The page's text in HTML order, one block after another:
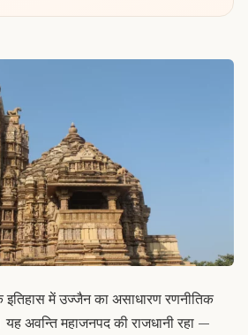
इतिहास में उज्जैन का असाधारण रणनीतिक
अवन्ति महाजनपद की राजधानी रहा —